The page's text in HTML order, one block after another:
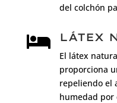
del colchón
 LÁTEX
El látex
proporciona
repeliendo el
humedad por